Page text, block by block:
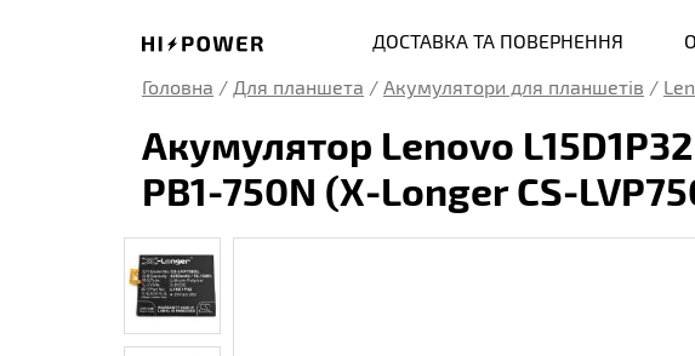
ДОСТАВКА ТА ПОВЕРНЕННЯ
Головна / Для планшета / Акумулятори для планшетів /
Акумулятор Lenovo
PB1-750N (X-Longer CS-